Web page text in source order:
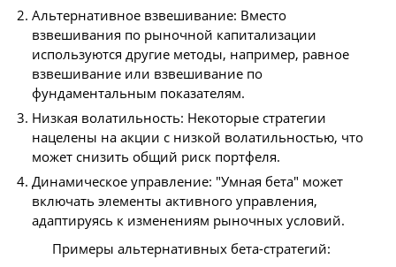
Альтернативное взвешивание: Вместо
взвешивания по рыночной капитализации
используются другие методы, например, равное
взвешивание или взвешивание по
фундаментальным показателям.
Низкая волатильность: Некоторые стратегии
нацелены на акции с низкой волатильностью, что
может снизить общий риск портфеля.
Динамическое управление: "Умная бета" может
включать элементы активного управления,
адаптируясь к изменениям рыночных условий.
Примеры альтернативных бета-стратегий: